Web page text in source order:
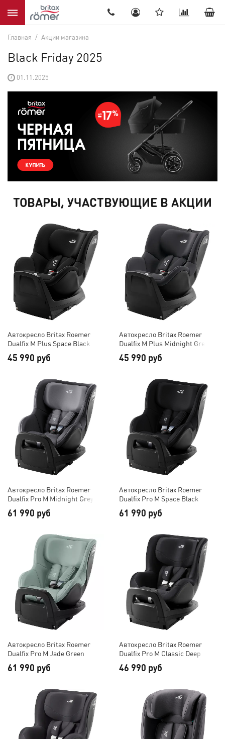
8(905) 536-52-22
Главная / Акции магазина
Black Friday 2025
01.11.2025
ТОВАРЫ, УЧАСТВУЮЩИЕ В АКЦИИ
Автокресло Britax Roemer
Dualfix M Plus Space Black
45 990 руб
Автокресло Britax Roemer
Dualfix M Plus Midnight Grey
45 990 руб
Автокресло Britax Roemer
Dualfix Pro M Midnight Grey
61 990 руб
Автокресло Britax Roemer
Dualfix Pro M Space Black
61 990 руб
Автокресло Britax Roemer
Dualfix Pro M Jade Green
61 990 руб
Автокресло Britax Roemer
Dualfix Pro M Classic Deep
Black
46 990 руб